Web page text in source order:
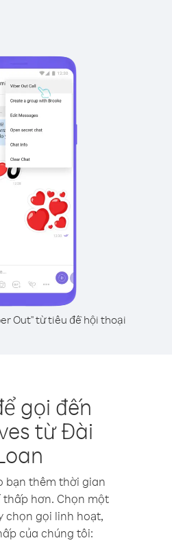
Out" từ tiêu đề hội thoại
gọi đến
từ Đài
bạn thêm thời gian
thấp hơn. Chọn một
chọn gọi linh hoạt,
của chúng tôi: